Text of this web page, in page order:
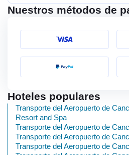
Nuestros métodos de
Hoteles populares
Transporte del Aeropuerto de
Resort and Spa
Transporte del Aeropuerto de
Transporte del Aeropuerto de
Transporte del Aeropuerto de